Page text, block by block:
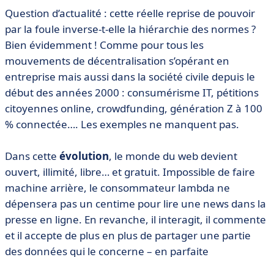
Question d’actualité : cette réelle reprise de pouvoir
par la foule inverse-t-elle la hiérarchie des normes ?
Bien évidemment ! Comme pour tous les
mouvements de décentralisation s’opérant en
entreprise mais aussi dans la société civile depuis le
début des années 2000 : consumérisme IT, pétitions
citoyennes online, crowdfunding, génération Z à 100
% connectée…. Les exemples ne manquent pas.
Dans cette évolution, le monde du web devient
ouvert, illimité, libre… et gratuit. Impossible de faire
machine arrière, le consommateur lambda ne
dépensera pas un centime pour lire une news dans la
presse en ligne. En revanche, il interagit, il commente
et il accepte de plus en plus de partager une partie
des données qui le concerne – en parfaite